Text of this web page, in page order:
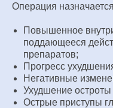
Операция
Повышенное
поддающееся
препаратов;
Прогресс
Негативные
Ухудшение остроты
Острые приступы